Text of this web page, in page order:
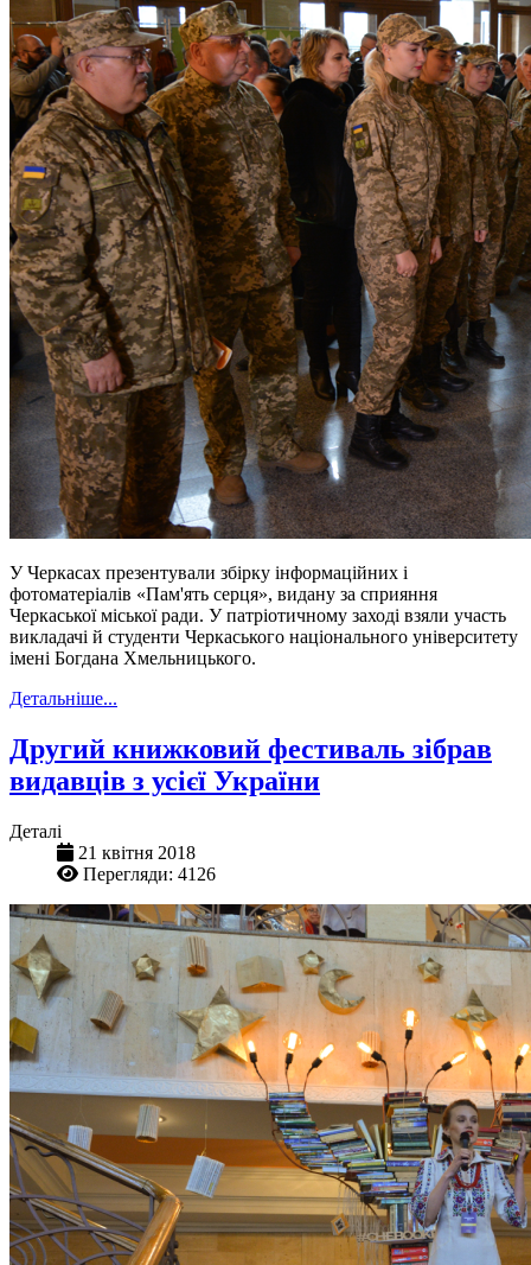
У Черкасах презентували збірку інформаційних і
фотоматеріалів «Пам'ять серця», видану за сприяння
Черкаської міської ради. У патріотичному заході взяли участь
викладачі й студенти Черкаського національного університету
імені Богдана Хмельницького.
Детальніше...
Другий книжковий фестиваль зібрав
видавців з усієї України
Деталі
21 квітня 2018
Перегляди: 4126